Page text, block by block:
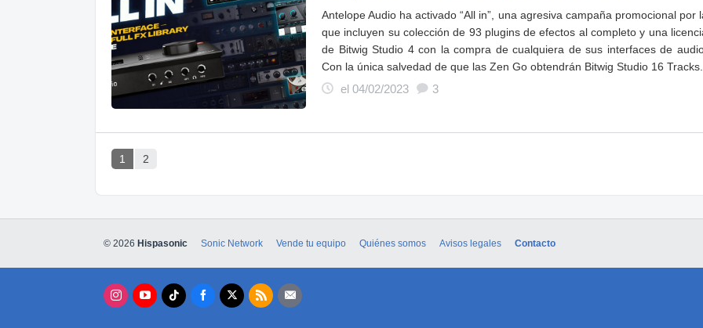
Antelope Audio ha activado “All in”, una agresiva campaña promocional por
que incluyen su colección de 93 plugins de efectos al completo y una
de Bitwig Studio 4 con la compra de cualquiera de sus interfaces de
Con la única salvedad de que las Zen Go obtendrán Bitwig Studio 16 Tracks.
el 04/02/2023
3
1 2
© 2026 Hispasonic Sonic Network Vende tu equipo Quiénes somos Avisos legales Contacto